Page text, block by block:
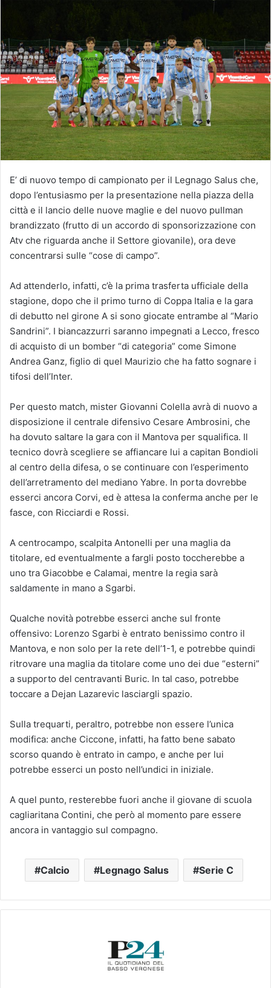
E’ di nuovo tempo di campionato per il Legnago Salus che,
dopo l’entusiasmo per la presentazione nella piazza della
città e il lancio delle nuove maglie e del nuovo pullman
brandizzato (frutto di un accordo di sponsorizzazione con
Atv che riguarda anche il Settore giovanile), ora deve
concentrarsi sulle “cose di campo”.
Ad attenderlo, infatti, c’è la prima trasferta ufficiale della
stagione, dopo che il primo turno di Coppa Italia e la gara
di debutto nel girone A si sono giocate entrambe al “Mario
Sandrini”. I biancazzurri saranno impegnati a Lecco, fresco
di acquisto di un bomber “di categoria” come Simone
Andrea Ganz, figlio di quel Maurizio che ha fatto sognare i
tifosi dell’Inter.
Per questo match, mister Giovanni Colella avrà di nuovo a
disposizione il centrale difensivo Cesare Ambrosini, che
ha dovuto saltare la gara con il Mantova per squalifica. Il
tecnico dovrà scegliere se affiancare lui a capitan Bondioli
al centro della difesa, o se continuare con l’esperimento
dell’arretramento del mediano Yabre. In porta dovrebbe
esserci ancora Corvi, ed è attesa la conferma anche per le
fasce, con Ricciardi e Rossi.
A centrocampo, scalpita Antonelli per una maglia da
titolare, ed eventualmente a fargli posto toccherebbe a
uno tra Giacobbe e Calamai, mentre la regia sarà
saldamente in mano a Sgarbi.
Qualche novità potrebbe esserci anche sul fronte
offensivo: Lorenzo Sgarbi è entrato benissimo contro il
Mantova, e non solo per la rete dell’1-1, e potrebbe quindi
ritrovare una maglia da titolare come uno dei due “esterni”
a supporto del centravanti Buric. In tal caso, potrebbe
toccare a Dejan Lazarevic lasciargli spazio.
Sulla trequarti, peraltro, potrebbe non essere l’unica
modifica: anche Ciccone, infatti, ha fatto bene sabato
scorso quando è entrato in campo, e anche per lui
potrebbe esserci un posto nell’undici in iniziale.
A quel punto, resterebbe fuori anche il giovane di scuola
cagliaritana Contini, che però al momento pare essere
ancora in vantaggio sul compagno.
Calcio Legnago Salus Serie C